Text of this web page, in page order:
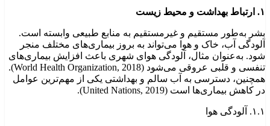
۱. ارتباط بهداشت و محیط زیست
بشر به‌طور مستقیم و غیرمستقیم به منابع طبیعی وابسته است.
آلودگی آب، خاک و هوا می‌تواند به بروز بیماری‌های مختلف منجر
شود. به‌عنوان مثال، آلودگی هوای شهری باعث افزایش بیماری‌های
تنفسی و قلبی عروقی می‌شود (World Health Organization, 2018).
همچنین، دسترسی به آب سالم و بهداشتی یکی از مهم‌ترین عوامل
در کاهش بیماری‌ها است (United Nations, 2019).
۱.۱. آلودگی هوا